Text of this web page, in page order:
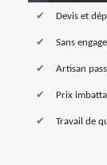
Devis et
Sans
Artisan
Prix
Travail de